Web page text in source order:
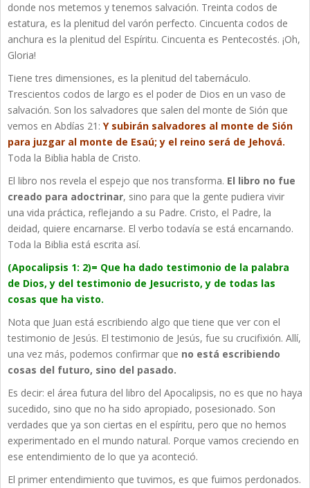
donde nos metemos y tenemos salvación. Treinta codos de
estatura, es la plenitud del varón perfecto. Cincuenta codos de
anchura es la plenitud del Espíritu. Cincuenta es Pentecostés. ¡Oh,
Gloria!
Tiene tres dimensiones, es la plenitud del tabernáculo.
Trescientos codos de largo es el poder de Dios en un vaso de
salvación. Son los salvadores que salen del monte de Sión que
vemos en Abdías 21: Y subirán salvadores al monte de Sión
para juzgar al monte de Esaú; y el reino será de Jehová.
Toda la Biblia habla de Cristo.
El libro nos revela el espejo que nos transforma. El libro no fue
creado para adoctrinar, sino para que la gente pudiera vivir
una vida práctica, reflejando a su Padre. Cristo, el Padre, la
deidad, quiere encarnarse. El verbo todavía se está encarnando.
Toda la Biblia está escrita así.
(Apocalipsis 1: 2)= Que ha dado testimonio de la palabra
de Dios, y del testimonio de Jesucristo, y de todas las
cosas que ha visto.
Nota que Juan está escribiendo algo que tiene que ver con el
testimonio de Jesús. El testimonio de Jesús, fue su crucifixión. Allí,
una vez más, podemos confirmar que no está escribiendo
cosas del futuro, sino del pasado.
Es decir: el área futura del libro del Apocalipsis, no es que no haya
sucedido, sino que no ha sido apropiado, posesionado. Son
verdades que ya son ciertas en el espíritu, pero que no hemos
experimentado en el mundo natural. Porque vamos creciendo en
ese entendimiento de lo que ya aconteció.
El primer entendimiento que tuvimos, es que fuimos perdonados.